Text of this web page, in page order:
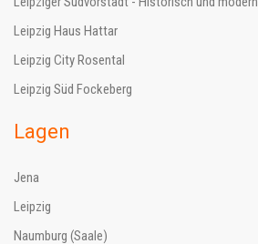
Leipzig Haus Hattar
Leipzig City Rosental
Leipzig Süd Fockeberg
Lagen
Jena
Leipzig
Naumburg (Saale)